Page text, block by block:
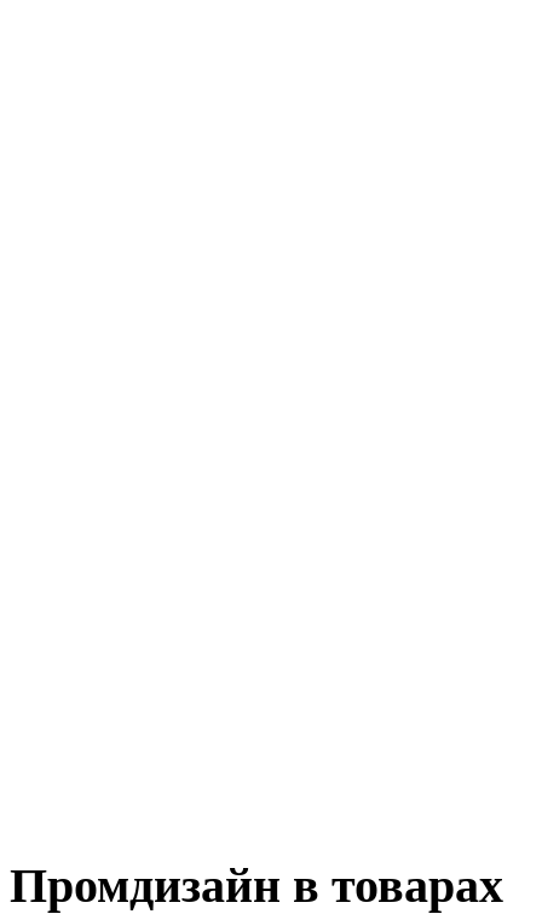
Промдизайн в товарах